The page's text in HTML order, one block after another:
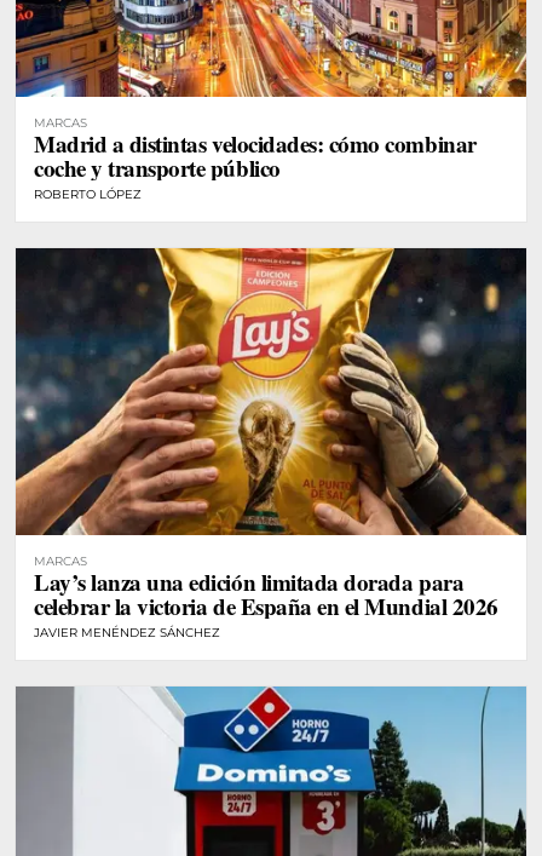
MARCAS
Madrid a distintas velocidades: cómo combinar
coche y transporte público
ROBERTO LÓPEZ
MARCAS
Lay’s lanza una edición limitada dorada para
celebrar la victoria de España en el Mundial 2026
JAVIER MENÉNDEZ SÁNCHEZ